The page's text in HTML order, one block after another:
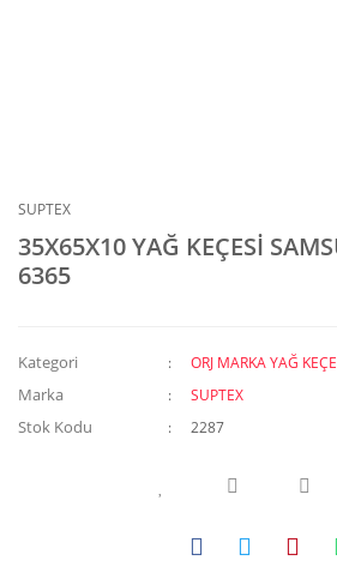
SUPTEX
35X65X10 YAĞ KEÇESİ
6365
Kategori ORJ MARKA YAĞ
Marka SUPTEX
Stok Kodu 2287